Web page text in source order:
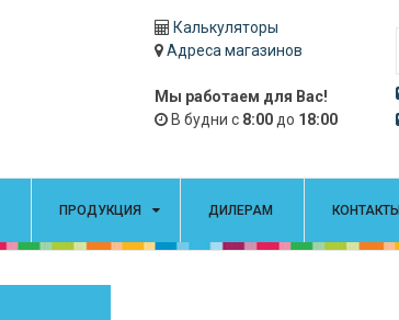
Калькуляторы
Адреса магазинов
Мы работаем для Вас!
В будни с 8:00 до 18:00
ПРОДУКЦИЯ ДИЛЕРАМ КОНТАКТЫ